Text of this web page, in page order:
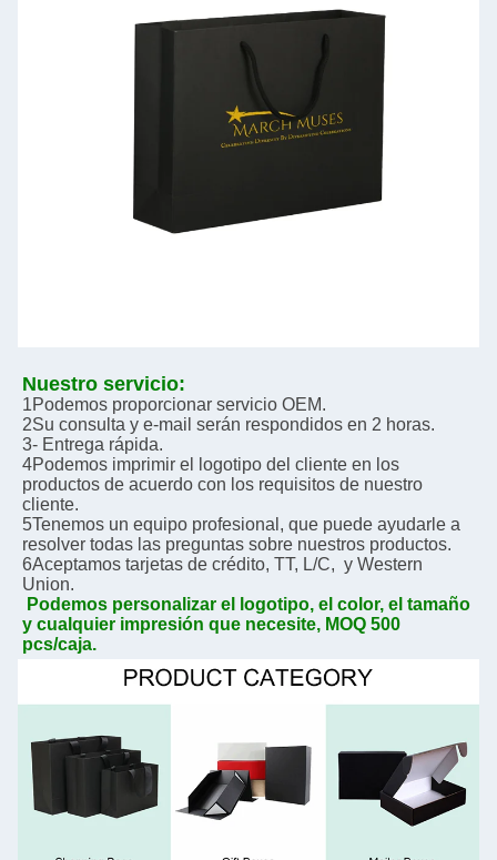
Nuestro servicio:
1Podemos proporcionar servicio OEM.
2Su consulta y e-mail serán respondidos en 2 horas.
3- Entrega rápida.
4Podemos imprimir el logotipo del cliente en los
productos de acuerdo con los requisitos de nuestro
cliente.
5Tenemos un equipo profesional, que puede ayudarle a
resolver todas las preguntas sobre nuestros productos.
6Aceptamos tarjetas de crédito, TT, L/C,  y Western
Union.
Podemos personalizar el logotipo, el color, el tamaño
y cualquier impresión que necesite, MOQ 500
pcs/caja.